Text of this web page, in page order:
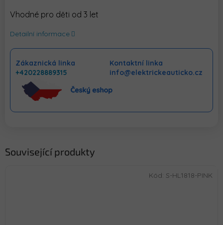
Vhodné pro děti od 3 let
Detailní informace
Zákaznická linka
+420228889315
Kontaktní linka
info@elektrickeauticko.cz
Související produkty
Kód: S-HL1818-PINK